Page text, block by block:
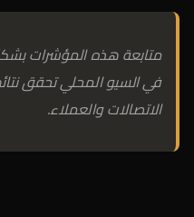
متابعة هذه المؤشرات
في السيو المحلي تحقق
الاتصالات والعملاء.